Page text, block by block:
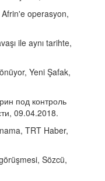
operasyon,
ile aynı tarihte,
Yeni Şafak,
под контроль
09.04.2018.
TRT Haber,
Sözcü,